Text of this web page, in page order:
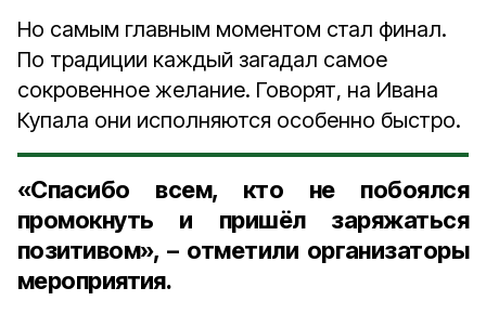
Но самым главным моментом стал финал.
По традиции каждый загадал самое
сокровенное желание. Говорят, на Ивана
Купала они исполняются особенно быстро.
«Спасибо всем, кто не побоялся
промокнуть и пришёл заряжаться
позитивом», – отметили организаторы
мероприятия.